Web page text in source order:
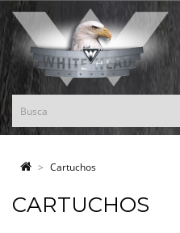
Cartuchos
CARTUCHOS